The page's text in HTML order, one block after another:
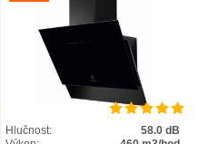
Hlučnost:
58.0 dB